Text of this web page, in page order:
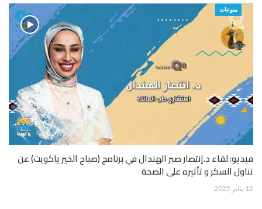
منوعات
فيديو: لقاء د.إنتصار صبر الهندال في برنامج (صباح الخير ياكويت) عن
تناول السكر و تأثيره على الصحة
12 يناير 2025